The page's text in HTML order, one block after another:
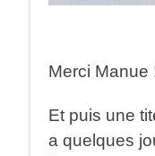
Merci Manue
Et puis une
a quelques